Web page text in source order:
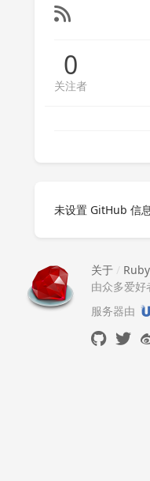
0
关注者
未设置 GitHub 信息
关于 /
由众多爱
服务器由